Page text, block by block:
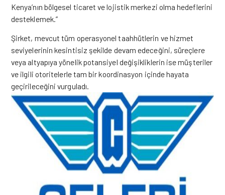
Kenya’nın bölgesel ticaret ve lojistik merkezi olma hedeflerini
desteklemek.”
Şirket, mevcut tüm operasyonel taahhütlerin ve hizmet
seviyelerinin kesintisiz şekilde devam edeceğini, süreçlere
veya altyapıya yönelik potansiyel değişikliklerin ise müşteriler
ve ilgili otoritelerle tam bir koordinasyon içinde hayata
geçirileceğini vurguladı.